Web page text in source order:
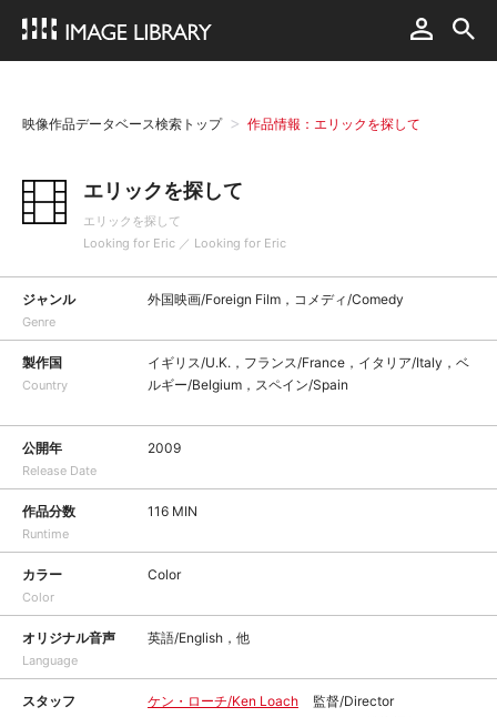
映像作品データベース検索トップ 作品情報：エリックを探して
エリックを探して
エリックを探して
Looking for Eric ／ Looking for Eric
ジャンル
Genre
外国映画/Foreign Film，コメディ/Comedy
製作国
Country
イギリス/U.K.，フランス/France，イタリア/Italy，ベ
ルギー/Belgium，スペイン/Spain
公開年
Release Date
2009
作品分数
Runtime
116 MIN
カラー
Color
Color
オリジナル音声
Language
英語/English，他
スタッフ ケン・ローチ/Ken Loach
監督/Director